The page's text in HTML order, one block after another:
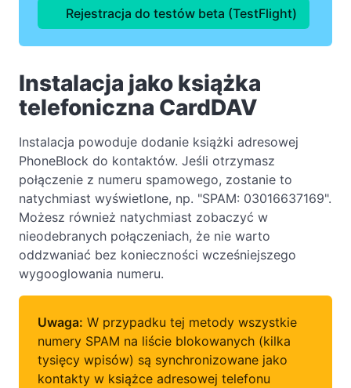
Rejestracja do testów beta (TestFlight)
Instalacja jako książka
telefoniczna CardDAV
Instalacja powoduje dodanie książki adresowej
PhoneBlock do kontaktów. Jeśli otrzymasz
połączenie z numeru spamowego, zostanie to
natychmiast wyświetlone, np. "SPAM: 03016637169".
Możesz również natychmiast zobaczyć w
nieodebranych połączeniach, że nie warto
oddzwaniać bez konieczności wcześniejszego
wygooglowania numeru.
Uwaga: W przypadku tej metody wszystkie
numery SPAM na liście blokowanych (kilka
tysięcy wpisów) są synchronizowane jako
kontakty w książce adresowej telefonu